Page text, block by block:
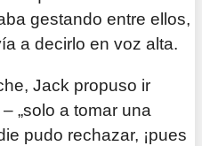
gestando entre ellos,
a decirlo en voz alta.
Jack propuso ir
„solo a tomar una
pudo rechazar, ¡pues